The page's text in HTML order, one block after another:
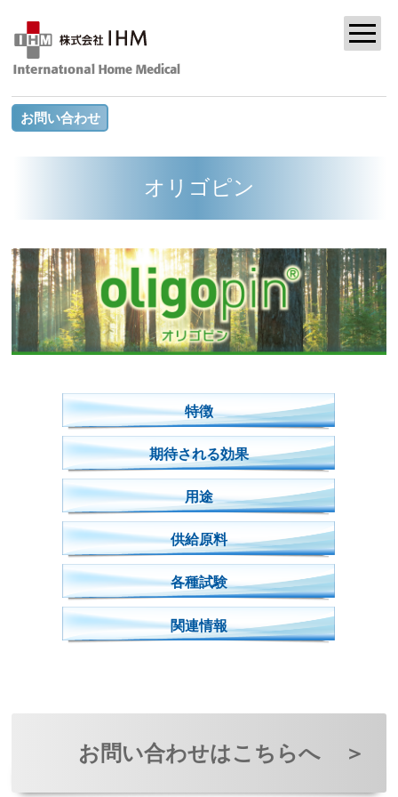
お問い合わせ
オリゴピン
特徴
期待される効果
用途
供給原料
各種試験
関連情報
お問い合わせはこちらへ ＞